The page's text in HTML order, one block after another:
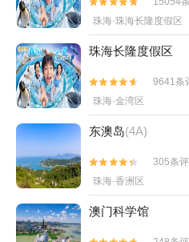


珠海·珠海长隆度假区
珠海长隆度假区


9641条
珠海·金湾区
东澳岛(4A)


305条
珠海·香洲区
澳门科学馆